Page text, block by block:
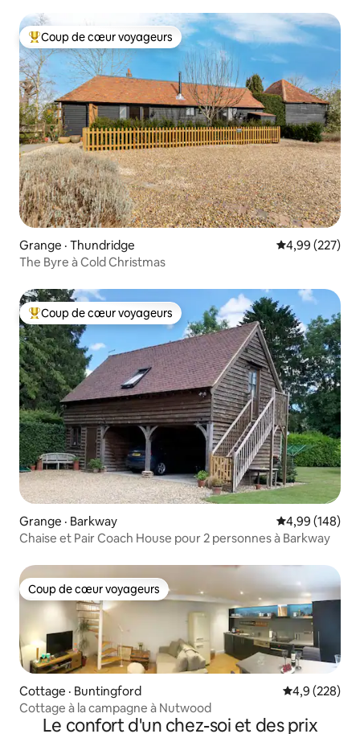
Coup de cœur voyageurs parmi les plus aimés
Coup de cœur voyageurs
Grange · Thundridge Note
4,99 (227)
The Byre à Cold Christmas
Coup de cœur voyageurs parmi les plus aimés
Coup de cœur voyageurs
Grange · Barkway Note
4,99 (148)
Chaise et Pair Coach House pour 2 personnes à Barkway
Coup de cœur voyageurs
Coup de cœur voyageurs
Cottage · Buntingford Note
4,9 (228)
Cottage à la campagne à Nutwood
Le confort d'un chez-soi et des prix